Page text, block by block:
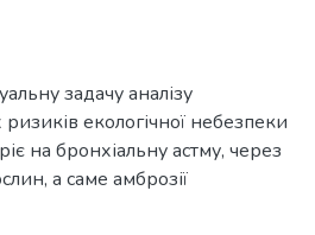
задачу аналізу
екологічної небезпеки
на бронхіальну астму, через
а саме амброзії